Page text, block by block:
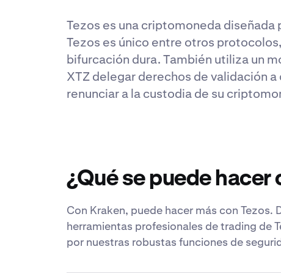
Tezos es una criptomoneda
Tezos es único entre otros
bifurcación dura. También utiliza un
XTZ delegar derechos de validación
renunciar a la custodia de su
¿Qué se puede hacer
Con Kraken, puede hacer más con
herramientas profesionales de trading de
por nuestras robustas funciones de